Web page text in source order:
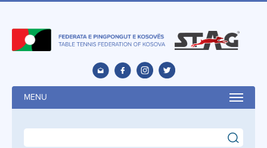
MENU
search